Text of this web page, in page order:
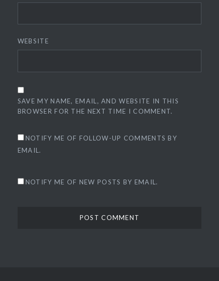
WEBSITE
SAVE MY NAME, EMAIL, AND WEBSITE IN THIS
BROWSER FOR THE NEXT TIME I COMMENT.
NOTIFY ME OF FOLLOW-UP COMMENTS BY
EMAIL.
NOTIFY ME OF NEW POSTS BY EMAIL.